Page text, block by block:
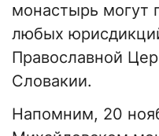
монастырь могут
любых
Православной
Словакии.
Напомним, 20